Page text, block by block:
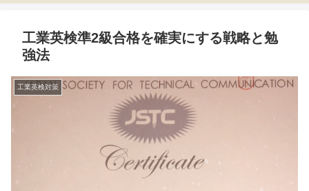
工業英検準2級合格を確実にする戦略と勉
強法
工業英検対策